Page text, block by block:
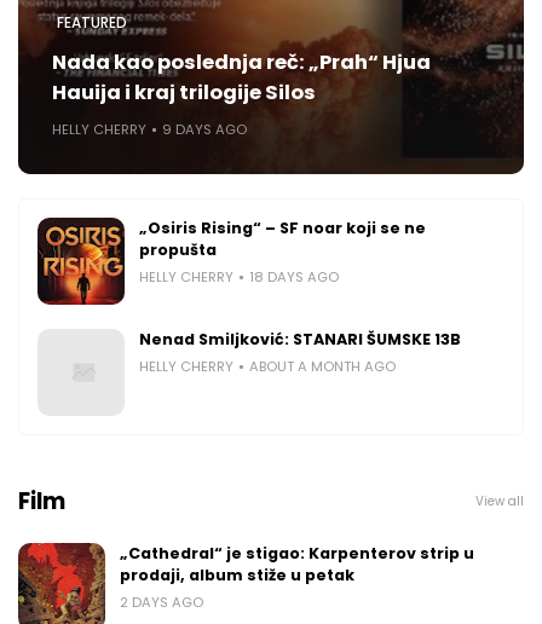
FEATURED
Nada kao poslednja reč: „Prah“ Hjua
Hauija i kraj trilogije Silos
HELLY CHERRY 9 DAYS AGO
„Osiris Rising“ – SF noar koji se ne
propušta
HELLY CHERRY 18 DAYS AGO
Nenad Smiljković: STANARI ŠUMSKE 13B
HELLY CHERRY ABOUT A MONTH AGO
Film View all
„Cathedral“ je stigao: Karpenterov strip u
prodaji, album stiže u petak
2 DAYS AGO